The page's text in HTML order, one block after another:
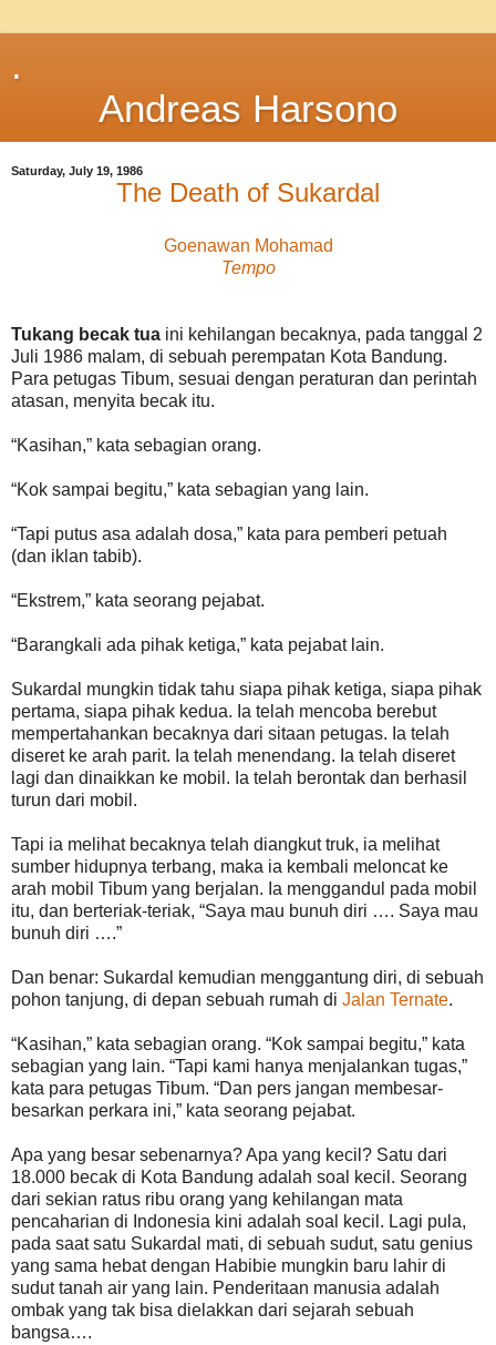
.
Andreas Harsono
Saturday, July 19, 1986
The Death of Sukardal
Goenawan Mohamad
Tempo
Tukang becak tua ini kehilangan becaknya, pada tanggal 2
Juli 1986 malam, di sebuah perempatan Kota Bandung.
Para petugas Tibum, sesuai dengan peraturan dan perintah
atasan, menyita becak itu.
“Kasihan,” kata sebagian orang.
“Kok sampai begitu,” kata sebagian yang lain.
“Tapi putus asa adalah dosa,” kata para pemberi petuah
(dan iklan tabib).
“Ekstrem,” kata seorang pejabat.
“Barangkali ada pihak ketiga,” kata pejabat lain.
Sukardal mungkin tidak tahu siapa pihak ketiga, siapa pihak
pertama, siapa pihak kedua. Ia telah mencoba berebut
mempertahankan becaknya dari sitaan petugas. Ia telah
diseret ke arah parit. Ia telah menendang. Ia telah diseret
lagi dan dinaikkan ke mobil. Ia telah berontak dan berhasil
turun dari mobil.
Tapi ia melihat becaknya telah diangkut truk, ia melihat
sumber hidupnya terbang, maka ia kembali meloncat ke
arah mobil Tibum yang berjalan. Ia menggandul pada mobil
itu, dan berteriak-teriak, “Saya mau bunuh diri …. Saya mau
bunuh diri ….”
Dan benar: Sukardal kemudian menggantung diri, di sebuah
pohon tanjung, di depan sebuah rumah di Jalan Ternate.
“Kasihan,” kata sebagian orang. “Kok sampai begitu,” kata
sebagian yang lain. “Tapi kami hanya menjalankan tugas,”
kata para petugas Tibum. “Dan pers jangan membesar-
besarkan perkara ini,” kata seorang pejabat.
Apa yang besar sebenarnya? Apa yang kecil? Satu dari
18.000 becak di Kota Bandung adalah soal kecil. Seorang
dari sekian ratus ribu orang yang kehilangan mata
pencaharian di Indonesia kini adalah soal kecil. Lagi pula,
pada saat satu Sukardal mati, di sebuah sudut, satu genius
yang sama hebat dengan Habibie mungkin baru lahir di
sudut tanah air yang lain. Penderitaan manusia adalah
ombak yang tak bisa dielakkan dari sejarah sebuah
bangsa….